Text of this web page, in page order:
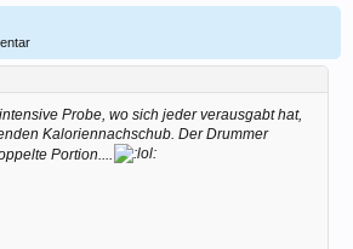
Probe, wo sich jeder verausgabt hat,
Kaloriennachschub. Der Drummer
Portion....